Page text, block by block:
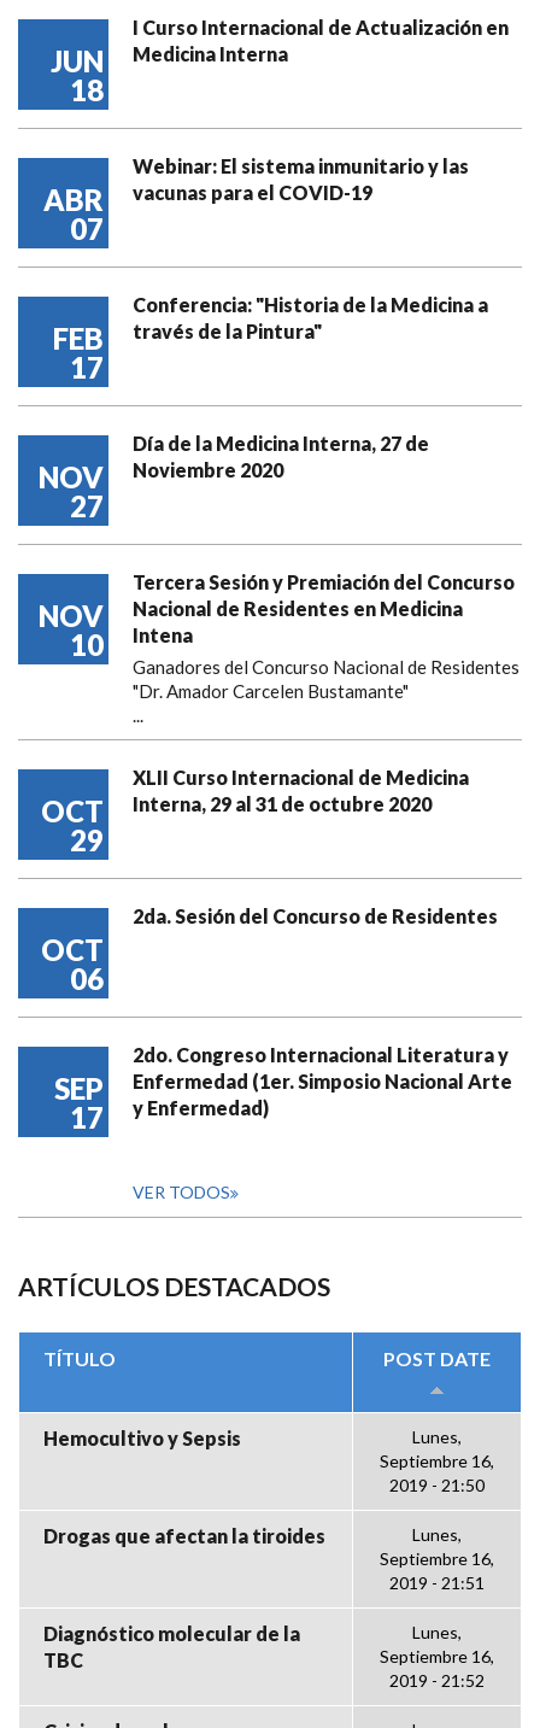
JUN
18
I Curso Internacional de Actualización en
Medicina Interna
ABR
07
Webinar: El sistema inmunitario y las
vacunas para el COVID-19
FEB
17
Conferencia: "Historia de la Medicina a
través de la Pintura"
NOV
27
Día de la Medicina Interna, 27 de
Noviembre 2020
NOV
10
Tercera Sesión y Premiación del Concurso
Nacional de Residentes en Medicina
Intena
Ganadores del Concurso Nacional de Residentes
"Dr. Amador Carcelen Bustamante"
...
OCT
29
XLII Curso Internacional de Medicina
Interna, 29 al 31 de octubre 2020
OCT
06
2da. Sesión del Concurso de Residentes
SEP
17
2do. Congreso Internacional Literatura y
Enfermedad (1er. Simposio Nacional Arte
y Enfermedad)
VER TODOS
ARTÍCULOS DESTACADOS
TÍTULO POST DATE
Hemocultivo y Sepsis
Lunes,
Septiembre 16,
2019 - 21:50
Drogas que afectan la tiroides
Lunes,
Septiembre 16,
2019 - 21:51
Diagnóstico molecular de la
TBC
Lunes,
Septiembre 16,
2019 - 21:52